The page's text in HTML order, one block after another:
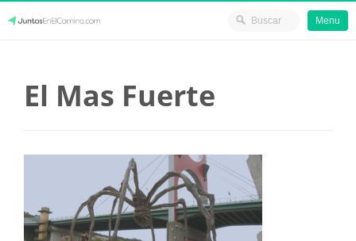
content
Menu
El Mas Fuerte